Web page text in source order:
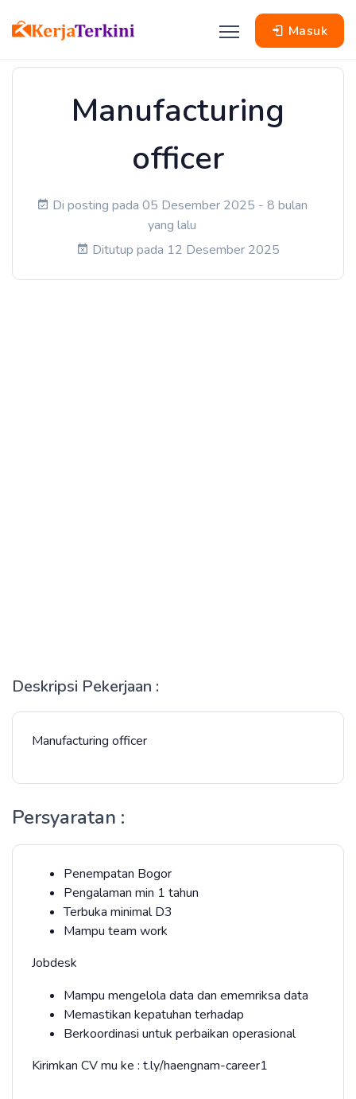
Masuk
Manufacturing
officer
Di posting pada 05 Desember 2025 - 8 bulan
yang lalu
Ditutup pada 12 Desember 2025
Deskripsi Pekerjaan :
Manufacturing officer
Persyaratan :
Penempatan Bogor
Pengalaman min 1 tahun
Terbuka minimal D3
Mampu team work
Jobdesk
Mampu mengelola data dan ememriksa data
Memastikan kepatuhan terhadap
Berkoordinasi untuk perbaikan operasional
Kirimkan CV mu ke : t.ly/haengnam-career1